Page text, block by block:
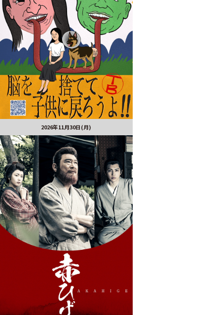
2026年11月30日(月)